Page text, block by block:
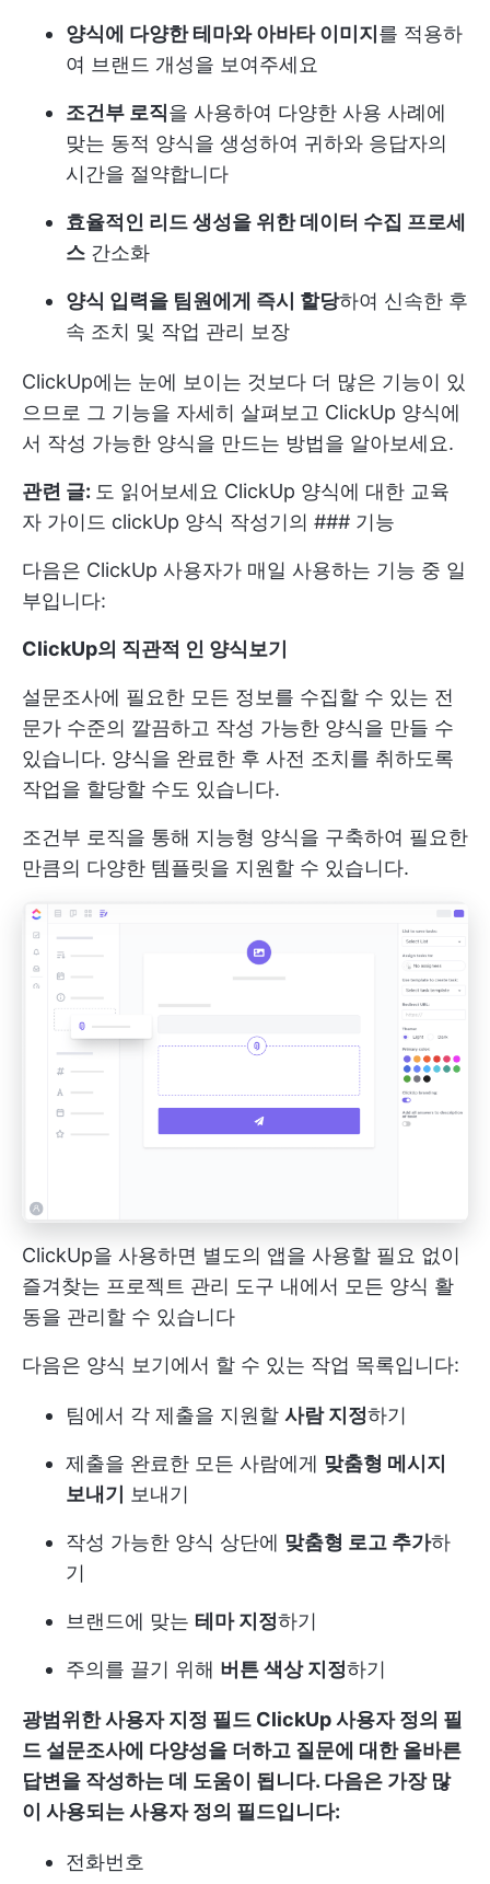
양식에 다양한 테마와 아바타 이미지를 적용하
여 브랜드 개성을 보여주세요
조건부 로직을 사용하여 다양한 사용 사례에
맞는 동적 양식을 생성하여 귀하와 응답자의
시간을 절약합니다
효율적인 리드 생성을 위한 데이터 수집 프로세
스 간소화
양식 입력을 팀원에게 즉시 할당하여 신속한 후
속 조치 및 작업 관리 보장
ClickUp에는 눈에 보이는 것보다 더 많은 기능이 있
으므로 그 기능을 자세히 살펴보고 ClickUp 양식에
서 작성 가능한 양식을 만드는 방법을 알아보세요.
관련 글: 도 읽어보세요 ClickUp 양식에 대한 교육
자 가이드 clickUp 양식 작성기의 ### 기능
다음은 ClickUp 사용자가 매일 사용하는 기능 중 일
부입니다:
ClickUp의 직관적 인 양식보기
설문조사에 필요한 모든 정보를 수집할 수 있는 전
문가 수준의 깔끔하고 작성 가능한 양식을 만들 수
있습니다. 양식을 완료한 후 사전 조치를 취하도록
작업을 할당할 수도 있습니다.
조건부 로직을 통해 지능형 양식을 구축하여 필요한
만큼의 다양한 템플릿을 지원할 수 있습니다.
ClickUp을 사용하면 별도의 앱을 사용할 필요 없이
즐겨찾는 프로젝트 관리 도구 내에서 모든 양식 활
동을 관리할 수 있습니다
다음은 양식 보기에서 할 수 있는 작업 목록입니다:
팀에서 각 제출을 지원할 사람 지정하기
제출을 완료한 모든 사람에게 맞춤형 메시지
보내기 보내기
작성 가능한 양식 상단에 맞춤형 로고 추가하
기
브랜드에 맞는 테마 지정하기
주의를 끌기 위해 버튼 색상 지정하기
광범위한 사용자 지정 필드 ClickUp 사용자 정의 필
드설문조사에 다양성을 더하고 질문에 대한 올바른
답변을 작성하는 데 도움이 됩니다. 다음은 가장 많
이 사용되는 사용자 정의 필드입니다:
전화번호